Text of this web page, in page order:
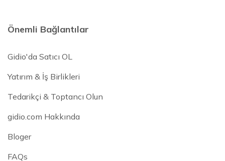
Önemli Bağlantılar
Gidio'da Satıcı OL
Yatırım & İş Birlikleri
Tedarikçi & Toptancı Olun
gidio.com Hakkında
Bloger
FAQs